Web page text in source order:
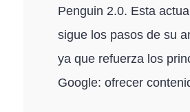
Penguin 2.0. Esta
sigue los pasos de su
ya que refuerza los
Google: ofrecer